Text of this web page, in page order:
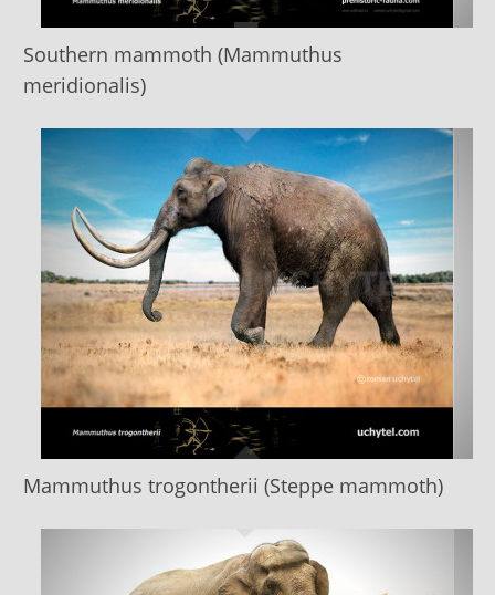
Southern mammoth (Mammuthus
meridionalis)
Mammuthus trogontherii (Steppe mammoth)